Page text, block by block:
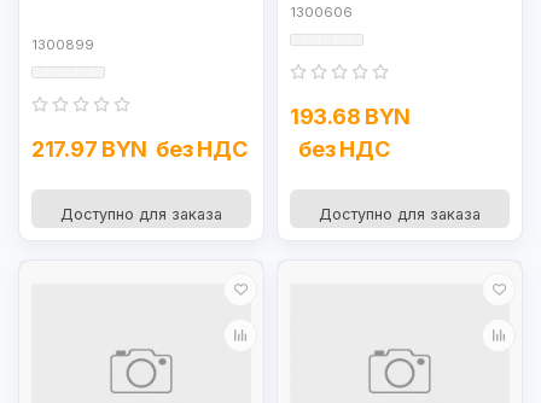
1300899
217.97 BYN без НДС
Доступно для заказа
1300606
193.68 BYN
без НДС
Доступно для заказа